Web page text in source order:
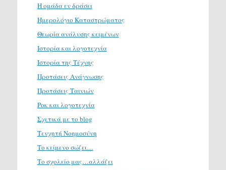
Η ομάδα εν δράσει
Ημερολόγιο Καταστρώματος
Θεωρία ανάλυσης κειμένων
Ιστορία και λογοτεχνία
Ιστορία της Τέχνης
Προτάσεις Ανάγνωσης
Προτάσεις Ταινιών
Ροκ και λογοτεχνία
Σχετικά με το blog
Τενχητή Νοημοσύνη
Το κείμενο σώζει…
Το σχολείο μας…αλλάζει